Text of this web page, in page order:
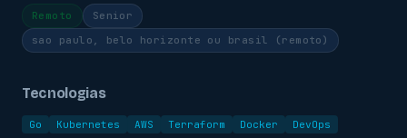
Remoto
Senior
sao paulo, belo horizonte ou brasil (remoto)
Tecnologias
Go Kubernetes AWS Terraform Docker DevOps